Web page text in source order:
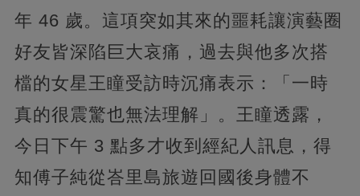
年 46 歲。這項突如其來的噩耗讓演藝圈
好友皆深陷巨大哀痛，過去與他多次搭
檔的女星王瞳受訪時沉痛表示：「一時
真的很震驚也無法理解」。王瞳透露，
今日下午 3 點多才收到經紀人訊息，得
知傅子純從峇里島旅遊回國後身體不